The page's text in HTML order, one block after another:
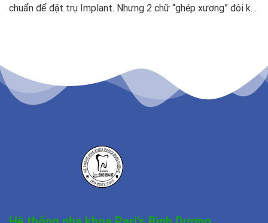
chuẩn để đặt trụ Implant. Nhưng 2 chữ “ghép xương” đôi khi